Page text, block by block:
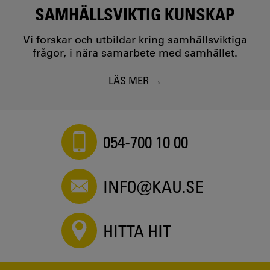
SAMHÄLLSVIKTIG KUNSKAP
Vi forskar och utbildar kring samhällsviktiga
frågor, i nära samarbete med samhället.
LÄS MER
054-700 10 00
INFO@KAU.SE
HITTA HIT